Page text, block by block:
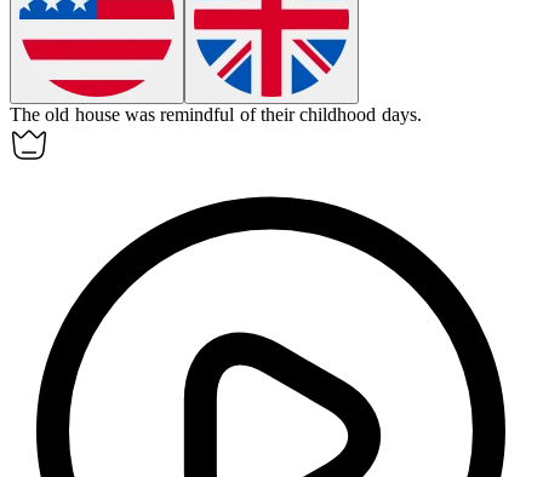
The old house wasremindful of their childhood days.